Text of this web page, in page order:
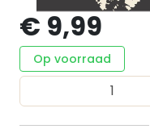
€ 9,99
Op voorraad